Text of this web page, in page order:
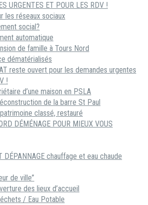
URGENTES ET POUR LES RDV !
les réseaux sociaux
social?
automatique
de famille à Tours Nord
dématérialisés
reste ouvert pour les demandes urgentes
!
d’une maison en PSLA
de la barre St Paul
classé, restauré
DÉMÉNAGE POUR MIEUX VOUS
DÉPANNAGE chauffage et eau chaude
de ville”
des lieux d’accueil
/ Eau Potable